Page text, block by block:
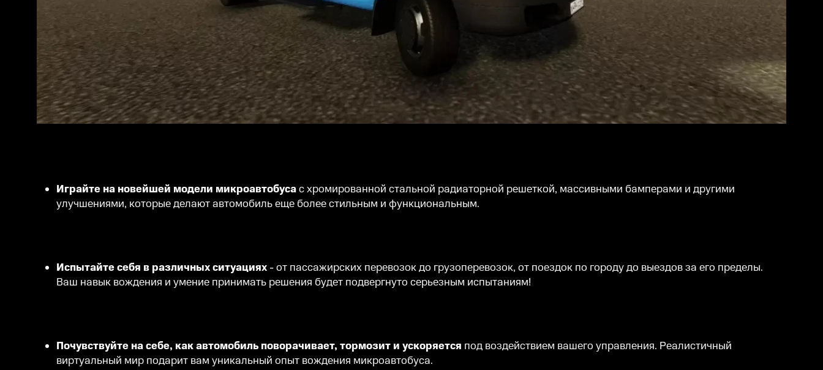
Играйте на новейшей модели микроавтобусас хромированной стальной радиаторной решеткой, массивными бамперами и другими
улучшениями, которые делают автомобиль еще более стильным и функциональным.
Испытайте себя в различных ситуациях- от пассажирских перевозок до грузоперевозок, от поездок по городу до выездов за его пределы.
Ваш навык вождения и умение принимать решения будет подвергнуто серьезным испытаниям!
Почувствуйте на себе, как автомобиль поворачивает, тормозит и ускоряется под воздействием вашего управления. Реалистичный
виртуальный мир подарит вам уникальный опыт вождения микроавтобуса.